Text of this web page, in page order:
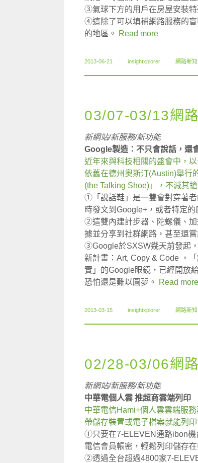
③氣球下方的用戶在房屋安裝特
④這除了可以填補網路服務的
的地區。
Read more
2013-06-21 insightxplorer 網路新知
03/07-03/13網
新網站/新服務/新功能
Google製造：不只會說話，還
近年來與科技相關的盛會中，
依舊在德州奧斯汀(Austin)舉行
(the Talking Shoe)」，不減其搶
①「說話鞋」是一雙會對穿著者
時發文到Google+，或者特定的
②這雙內建計步器、陀螺儀、
據並分享到社群網路，甚至還
③Google於SXSW幾天前發起
新計畫：Art, Copy & Code ，
實」的Google眼鏡，已經開放
恐怕還是難以圓夢。
Read more
2013-03-15 insightxplorer 網路新知
02/28-03/06網
新網站/新服務/新功能
中華電個人雲 推超商雲端列印
中華電信Hami+個人雲雲端服
帶儲存裝置或電子檔案就能列印
①只要在7-ELEVEN通路ibon機
電信會員帳密，輕鬆列印儲存
②透過全台超過4800家7-